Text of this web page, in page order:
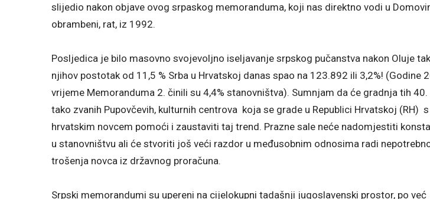
slijedio nakon objave ovog srpaskog memoranduma, koji nas direktno vodi u
obrambeni, rat, iz 1992.
Posljedica je bilo masovno svojevoljno iseljavanje srpskog pučanstva nakon Oluje
njihov postotak od 11,5 % Srba u Hrvatskoj danas spao na 123.892 ili 3,2%! (Godine
vrijeme Memoranduma 2. činili su 4,4% stanovništva). Sumnjam da će gradnja tih 40.
tako zvanih Pupovčevih, kulturnih centrova koja se grade u Republici Hrvatskoj (RH) s
hrvatskim novcem pomoći i zaustaviti taj trend. Prazne sale neće nadomjestiti
u stanovništvu ali će stvoriti još veći razdor u međusobnim odnosima radi
trošenja novca iz državnog proračuna.
Srpski memorandumi su upereni na cijelokupni tadašnji jugoslavenski prostor, po već